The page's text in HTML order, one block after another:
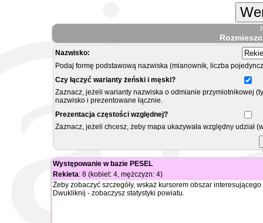
Nazwisko:
Podaj formę podstawową nazwiska (mianownik, liczba
Czy łączyć warianty żeński i męski?
Zaznacz, jeżeli warianty nazwiska o odmianie przymiotnikowej
nazwisko i prezentowane łącznie.
Prezentacja częstości względnej?
Zaznacz, jeżeli chcesz, żeby mapa ukazywała względny
Występowanie w bazie PESEL
Rekieta: 8 (kobiet: 4, mężczyzn: 4)
Żeby zobaczyć szczegóły, wskaż kursorem obszar
Dwukliknij - zobaczysz statystyki powiatu.